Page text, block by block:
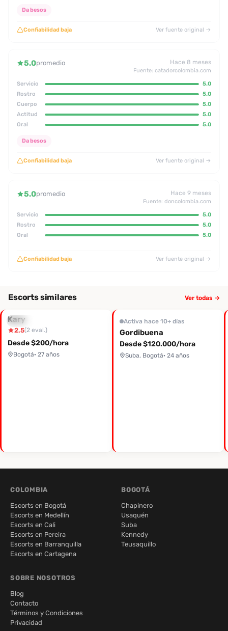
Da besos
Confiabilidad baja Ver fuente original →
5.0promedio Hace 8 meses
Fuente: catadorcolombia.com
Servicio
5.0
Rostro
5.0
Cuerpo
5.0
Actitud
5.0
Oral
5.0
Da besos
Confiabilidad baja Ver fuente original →
5.0promedio Hace 9 meses
Fuente: doncolombia.com
Servicio
5.0
Rostro
5.0
Oral
5.0
Confiabilidad baja Ver fuente original →
Escorts similares Ver todas →
Baratas
Kary
2.5(2 eval.)
Desde $200/hora
Bogotá· 27 años
Activa hace 10+ días
Gordibuena
Desde $120.000/hora
Suba, Bogotá· 24 años
COLOMBIA
Escorts en Bogotá
Escorts en Medellín
Escorts en Cali
Escorts en Pereira
Escorts en Barranquilla
Escorts en Cartagena
BOGOTÁ
Chapinero
Usaquén
Suba
Kennedy
Teusaquillo
SOBRE NOSOTROS
Blog
Contacto
Términos y Condiciones
Privacidad